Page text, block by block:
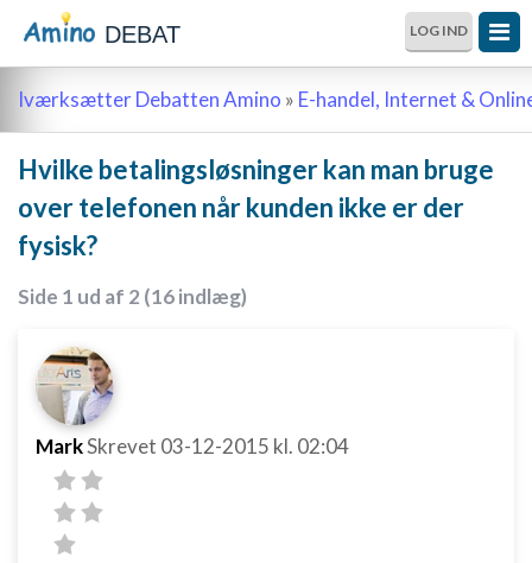
DEBAT LOG IND
Iværksætter Debatten Amino » E-handel, Internet &
Hvilke betalingsløsninger kan man bruge
over telefonen når kunden ikke er der
fysisk?
Side 1 ud af 2 (16 indlæg)
MarkSkrevet 03-12-2015 kl. 02:04